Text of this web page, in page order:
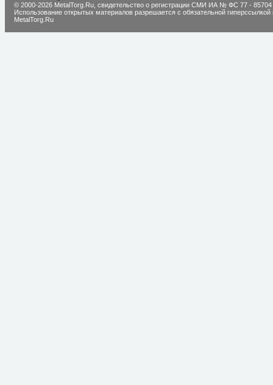
© 2000-2026 MetalTorg.Ru, cвидетельство о регистрации СМИ ИА № ФС 77 - 85704
Использование открытых материалов разрешается с обязательной гиперссылкой
MetalTorg.Ru